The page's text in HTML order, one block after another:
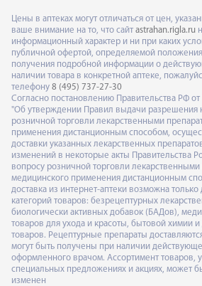
Цены в аптеках могут отличаться от цен,
ваше внимание на то, что сайт astrahan.rigla.ru
информационный характер и ни при каких
публичной офертой, определяемой
получения подробной информации о
наличии товара в конкретной аптеке,
телефону 8 (495) 737-27-30
Согласно постановлению Правительства РФ
"Об утверждении Правил выдачи разрешения
розничной торговли лекарственными
применения дистанционным способом,
доставки указанных лекарственных
изменений в некоторые акты Правительства
вопросу розничной торговли лекарственными
медицинского применения дистанционным
доставка из интернет-аптеки возможна
категорий товаров: безрецептурных
биологически активных добавок (БАДов),
товаров для ухода и красоты, бытовой химии
товаров. Рецептурные препараты
могут быть получены при наличии
оформленного врачом. Ассортимент товаров,
специальных предложениях и акциях, может
изменен